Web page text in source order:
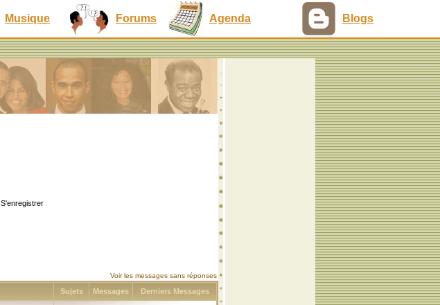
Musique Forums Agenda Blogs
S'enregistrer
Voir les messages sans réponses
Sujets Messages Derniers Messages